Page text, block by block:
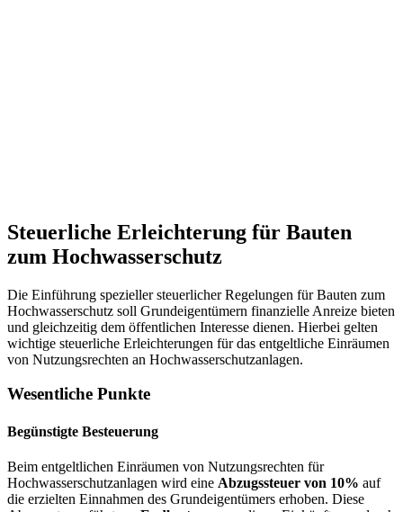
Steuerliche Erleichterung für Bauten
zum Hochwasserschutz
Die Einführung spezieller steuerlicher Regelungen für Bauten zum
Hochwasserschutz soll Grundeigentümern finanzielle Anreize bieten
und gleichzeitig dem öffentlichen Interesse dienen. Hierbei gelten
wichtige steuerliche Erleichterungen für das entgeltliche Einräumen
von Nutzungsrechten an Hochwasserschutzanlagen.
Wesentliche Punkte
Begünstigte Besteuerung
Beim entgeltlichen Einräumen von Nutzungsrechten für
Hochwasserschutzanlagen wird eine Abzugssteuer von 10% auf
die erzielten Einnahmen des Grundeigentümers erhoben. Diese